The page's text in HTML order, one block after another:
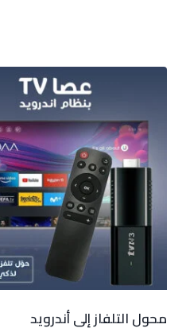
محول التلفاز إلى أندرويد